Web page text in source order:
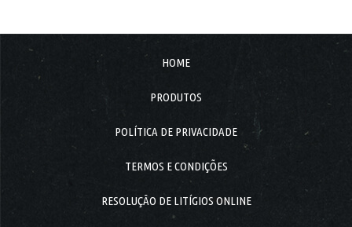
HOME
PRODUTOS
POLÍTICA DE PRIVACIDADE
TERMOS E CONDIÇÕES
RESOLUÇÃO DE LITÍGIOS ONLINE